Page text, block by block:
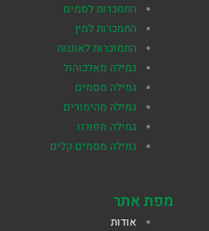
התמכרות לסמים
התמכרות למין
התמוכרות לאוננות
גמילה מאלכוהול
גמילה מסמים
גמילה מהימורים
גמילה מפורנו
גמילה מסמים קלים
מפת אתר
אודות